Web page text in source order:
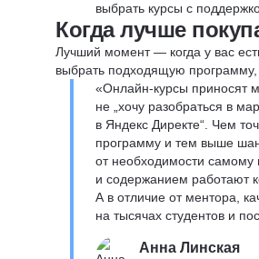
выбрать курсы с
Когда лучше
Лучший момент — когда у вас
выбрать подходящую
«Онлайн-курсы приносят
не „хочу разобраться в
в Яндекс Директе“. Чем
программу и тем выше
от необходимости самому
и содержанием работают
А в отличие от ментора,
на тысячах студентов и
Анна Линская